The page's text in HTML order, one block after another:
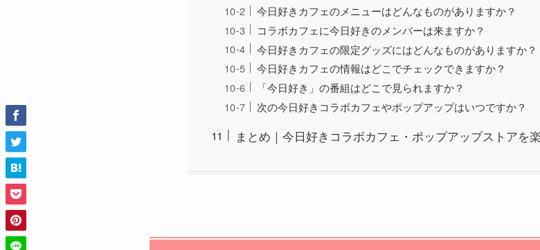
今日好きカフェのメニューはどんなものがありますか？
コラボカフェに今日好きのメンバーは来ますか？
今日好きカフェの限定グッズにはどんなものがありますか？
今日好きカフェの情報はどこでチェックできますか？
「今日好き」の番組はどこで見られますか？
次の今日好きコラボカフェやポップアップはいつですか？
まとめ｜今日好きコラボカフェ・ポップアップストアを